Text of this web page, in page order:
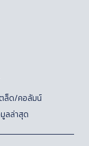
ตล็ด/คอลัมน์
ลล่าสุด